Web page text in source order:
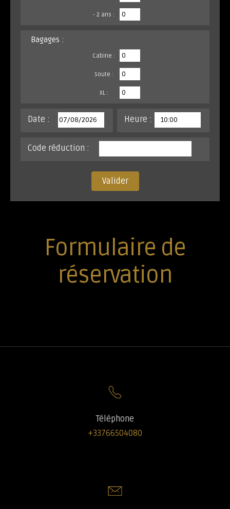
- 2 ans :
Bagages :
Cabine :
Soute :
XL :
Date : Heure :
Code réduction :
Valider
Formulaire de
réservation
Téléphone
+33766504080